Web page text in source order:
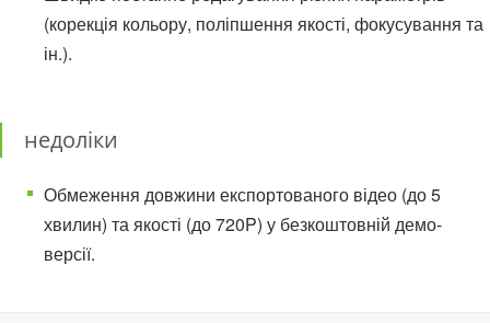
(корекція кольору, поліпшення якості, фокусування та
ін.).
недоліки
Обмеження довжини експортованого відео (до 5
хвилин) та якості (до 720P) у безкоштовній демо-
версії.